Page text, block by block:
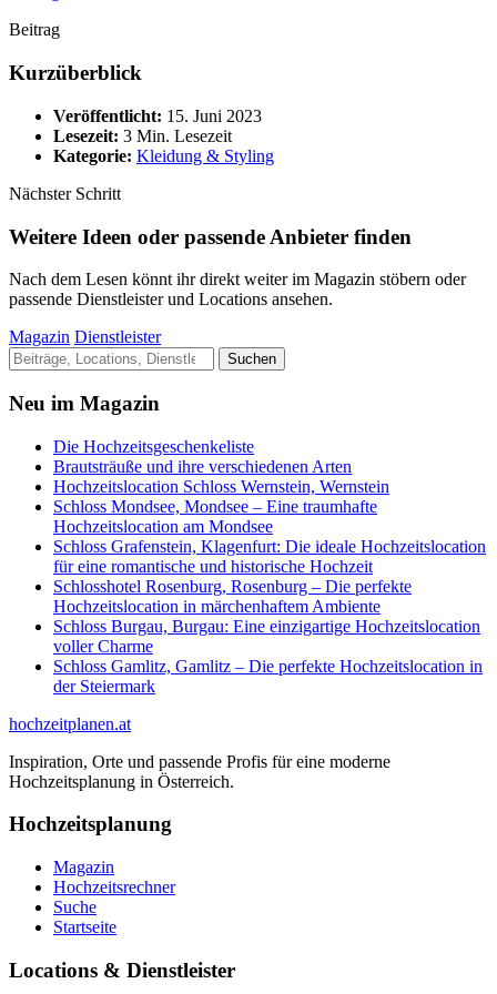
Beitrag
Kurzüberblick
Veröffentlicht: 15. Juni 2023
Lesezeit: 3 Min. Lesezeit
Kategorie: Kleidung & Styling
Nächster Schritt
Weitere Ideen oder passende Anbieter finden
Nach dem Lesen könnt ihr direkt weiter im Magazin stöbern oder
passende Dienstleister und Locations ansehen.
Magazin Dienstleister
Suche
nach:
Suchen
Neu im Magazin
Die Hochzeitsgeschenkeliste
Brautsträuße und ihre verschiedenen Arten
Hochzeitslocation Schloss Wernstein, Wernstein
Schloss Mondsee, Mondsee – Eine traumhafte
Hochzeitslocation am Mondsee
Schloss Grafenstein, Klagenfurt: Die ideale Hochzeitslocation
für eine romantische und historische Hochzeit
Schlosshotel Rosenburg, Rosenburg – Die perfekte
Hochzeitslocation in märchenhaftem Ambiente
Schloss Burgau, Burgau: Eine einzigartige Hochzeitslocation
voller Charme
Schloss Gamlitz, Gamlitz – Die perfekte Hochzeitslocation in
der Steiermark
hochzeitplanen.at
Inspiration, Orte und passende Profis für eine moderne
Hochzeitsplanung in Österreich.
Hochzeitsplanung
Magazin
Hochzeitsrechner
Suche
Startseite
Locations & Dienstleister